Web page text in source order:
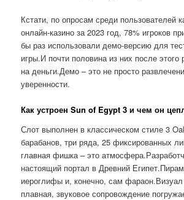
Кстати, по опросам среди пользователей
онлайн-казино за 2023 год, 78% игроков
бы раз использовали демо-версию для
игры.И почти половина из них после этого
на деньги.Демо – это не просто
уверенности.
Как устроен Sun of Egypt 3 и чем он
Слот выполнен в классическом стиле 3
барабанов, три ряда, 25 фиксированных
главная фишка – это
настоящий портал в Древний
иероглифы и, конечно, сам
плавная, звуковое сопровождение